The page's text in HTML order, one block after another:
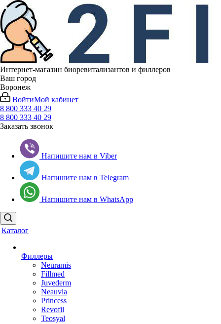
Интернет-магазин биоревитализантов и филлеров
Ваш город
Воронеж
ВойтиМой кабинет
8 800 333 40 29
8 800 333 40 29
Заказать звонок
Напишите нам в Viber
Напишите нам в Telegram
Напишите нам в WhatsApp
Каталог
Филлеры
Neuramis
Fillmed
Juvederm
Neauvia
Princess
Revofil
Teosyal